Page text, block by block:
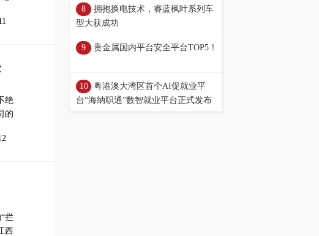
绝
的
拦
西
拥抱换电技术，睿蓝枫叶系列车
型大获成功
贵金属国内平台安全平台TOP5！
粤港澳大湾区首个AI促就业平
台“海纳职通”数智就业平台正式发布